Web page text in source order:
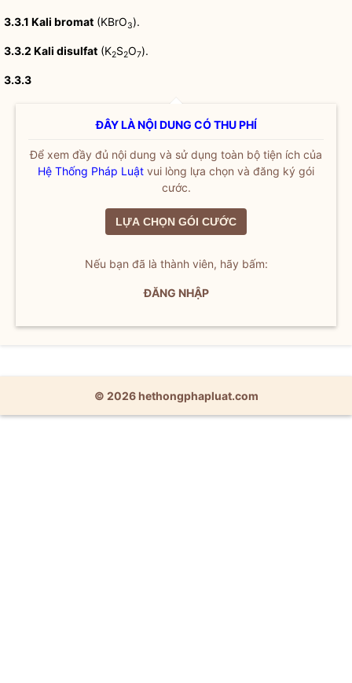
3.3.1 Kali bromat (KBrO3).
3.3.2 Kali disulfat (K2S2O7).
3.3.3
ĐÂY LÀ NỘI DUNG CÓ THU PHÍ
Để xem đầy đủ nội dung và sử dụng toàn bộ tiện ích của
Hệ Thống Pháp Luật vui lòng lựa chọn và đăng ký gói
cước.
LỰA CHỌN GÓI CƯỚC
Nếu bạn đã là thành viên, hãy bấm:
ĐĂNG NHẬP
© 2026 hethongphapluat.com